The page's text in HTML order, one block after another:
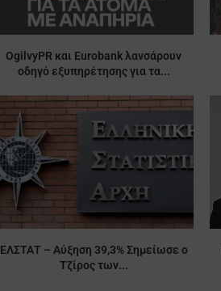
OgilvyPR και Eurobank λανσάρουν
οδηγό εξυπηρέτησης για τα...
ΕΛΣΤΑΤ – Αύξηση 39,3% Σημείωσε ο
Τζίρος των...